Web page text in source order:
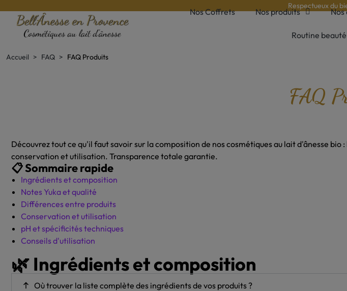
Nos Coffrets Nos produits
Routine
Accueil FAQ FAQ Produits
FAQ
Découvrez tout ce qu'il faut savoir sur la composition de nos cosmétiques au lait d'ânesse
conservation et utilisation. Transparence totale garantie.
📋 Sommaire rapide
Ingrédients et composition
Notes Yuka et qualité
Différences entre produits
Conservation et utilisation
pH et spécificités techniques
Conseils d'utilisation
🌿 Ingrédients et composition
Où trouver la liste complète des ingrédients de vos produits ?